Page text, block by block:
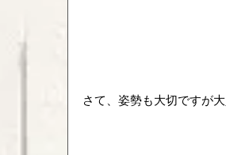
さて、姿勢も大切ですが